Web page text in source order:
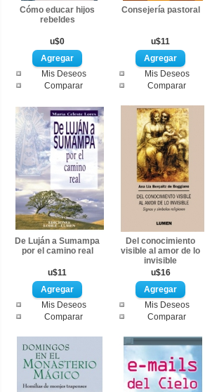
Cómo educar hijos
rebeldes
u$0
Mis Deseos
Comparar
Consejería pastoral
u$11
Mis Deseos
Comparar
De Luján a Sumampa
por el camino real
u$11
Mis Deseos
Comparar
Del conocimiento
visible al amor de lo
invisible
u$16
Mis Deseos
Comparar